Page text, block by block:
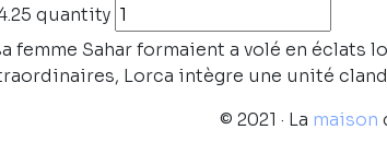
quantity
femme Sahar formaient a volé en
Lorca intègre une unité
© 2021 · La maison